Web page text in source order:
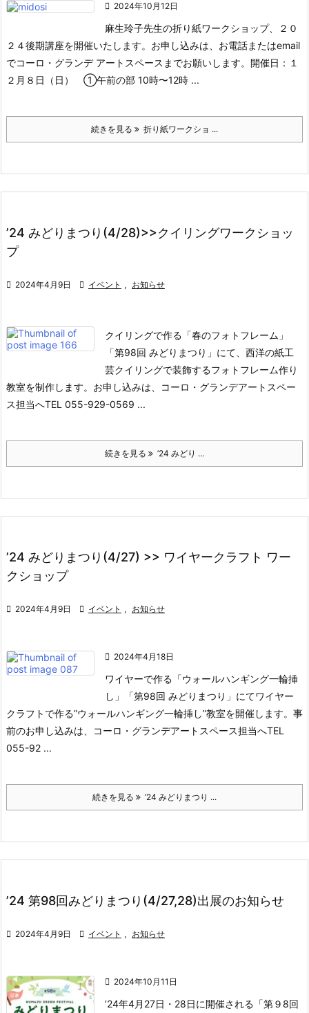
 2024年10月12日
麻生玲子先生の折り紙ワークショップ、２０
２４後期講座を開催いたします。 お申し込みは、お電話またはemail
でコーロ・グランデ アートスペースまでお願いします。 開催日：１
２月８日（日） ①午前の部 10時〜12時 ...
続きを見る 折り紙ワークショ ...
’24 みどりまつり(4/28)>>クイリングワークショッ
プ
 2024年4月9日  イベント , お知らせ
クイリングで作る「春のフォトフレーム」
「第98回 みどりまつり」にて、西洋の紙工
芸クイリングで装飾するフォトフレーム作り
教室を制作します。 お申し込みは、コーロ・グランデアートスペー
ス担当へTEL 055-929-0569 ...
続きを見る ’24 みどり ...
’24 みどりまつり(4/27) >> ワイヤークラフト ワー
クショップ
 2024年4月9日  イベント , お知らせ
 2024年4月18日
ワイヤーで作る「ウォールハンギング一輪挿
し」
「第98回 みどりまつり」にてワイヤー
クラフトで作る”ウォールハンギング一輪挿し”教室を開催します。 事
前のお申し込みは、コーロ・グランデアートスペース担当へTEL
055-92 ...
続きを見る ’24 みどりまつり ...
’24 第98回みどりまつり(4/27,28)出展のお知らせ
 2024年4月9日  イベント , お知らせ
 2024年10月11日
’24年4月27日・28日に開催される「第９8回